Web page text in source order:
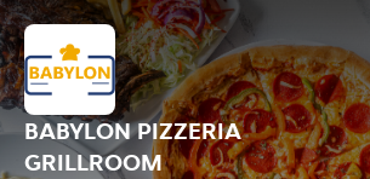
BABYLON PIZZERIA
GRILLROOM